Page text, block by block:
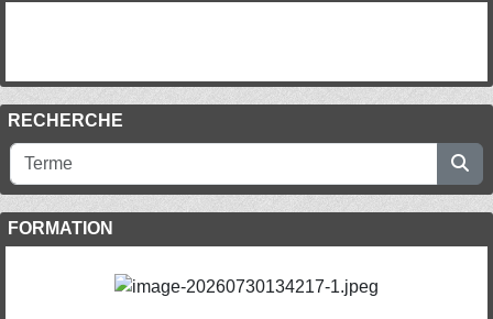
RECHERCHE
FORMATION